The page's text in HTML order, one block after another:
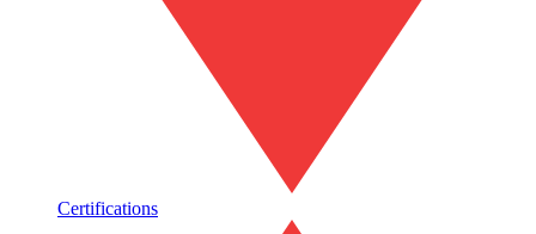
Certifications